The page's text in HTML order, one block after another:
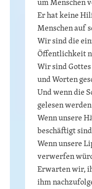
Er hat keine
Menschen auf
Wir sind die
Öffentlichkeit
Wir sind
und Worten
Und wenn die
gelesen
Wenn unsere
beschäftigt
Wenn unsere
verwerfen
Erwarten wir,
ihm